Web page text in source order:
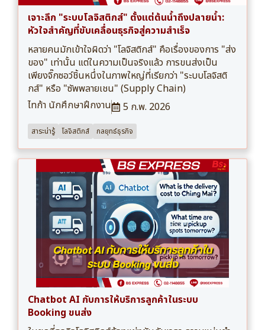
เจาะลึก "ระบบโลจิสติกส์" ตั้งแต่ต้นน้ำถึงปลายน้ำ:
หัวใจสำคัญที่ขับเคลื่อนธุรกิจสู่ความสำเร็จ
หลายคนมักเข้าใจผิดว่า "โลจิสติกส์" คือเรื่องของการ "ส่ง
ของ" เท่านั้น แต่ในความเป็นจริงแล้ว การขนส่งเป็น
เพียงจิ๊กซอว์ชิ้นหนึ่งในภาพใหญ่ที่เรียกว่า "ระบบโลจิสติ
กส์" หรือ "ซัพพลายเชน" (Supply Chain)
ไทก้า นักศึกษาฝึกงาน
5 ก.พ. 2026
สาระน่ารู้ โลจิสติกส์ กลยุทธ์ธุรกิจ
Chatbot AI กับการให้บริการลูกค้าในระบบ
Booking ขนส่ง